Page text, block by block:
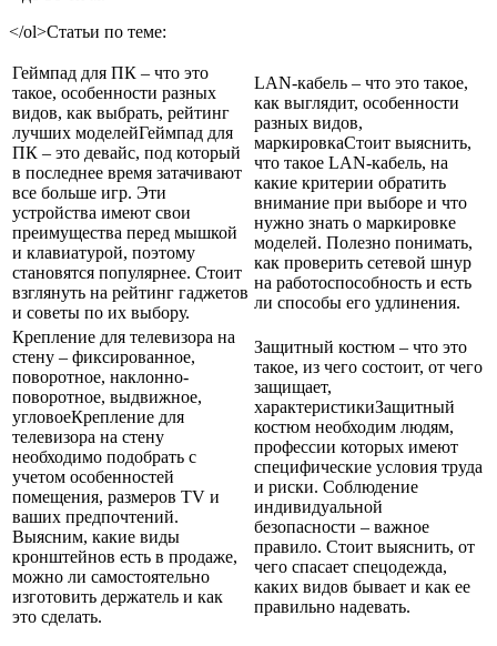
</ol>Статьи по теме:
Геймпад для ПК – что это
такое, особенности разных
видов, как выбрать, рейтинг
лучших моделейГеймпад для
ПК – это девайс, под который
в последнее время затачивают
все больше игр. Эти
устройства имеют свои
преимущества перед мышкой
и клавиатурой, поэтому
становятся популярнее. Стоит
взглянуть на рейтинг гаджетов
и советы по их выбору.
LAN-кабель – что это такое,
как выглядит, особенности
разных видов,
маркировкаСтоит выяснить,
что такое LAN-кабель, на
какие критерии обратить
внимание при выборе и что
нужно знать о маркировке
моделей. Полезно понимать,
как проверить сетевой шнур
на работоспособность и есть
ли способы его удлинения.
Крепление для телевизора на
стену – фиксированное,
поворотное, наклонно-
поворотное, выдвижное,
угловоеКрепление для
телевизора на стену
необходимо подобрать с
учетом особенностей
помещения, размеров TV и
ваших предпочтений.
Выясним, какие виды
кронштейнов есть в продаже,
можно ли самостоятельно
изготовить держатель и как
это сделать.
Защитный костюм – что это
такое, из чего состоит, от чего
защищает,
характеристикиЗащитный
костюм необходим людям,
профессии которых имеют
специфические условия труда
и риски. Соблюдение
индивидуальной
безопасности – важное
правило. Стоит выяснить, от
чего спасает спецодежда,
каких видов бывает и как ее
правильно надевать.